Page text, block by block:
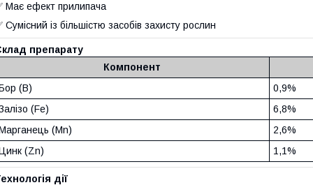
Має ефект прилипача
Сумісний із більшістю засобів захисту рослин
препарату
Компонент
(B)
0,9%
(Fe)
6,8%
(Mn)
2,6%
(Zn)
1,1%
дії